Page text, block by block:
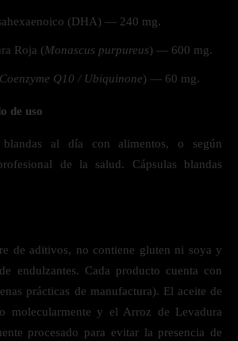
(DHA) — 240 mg.
Roja (Monascus purpureus) — 600 mg.
Coenzyme Q10 / Ubiquinone) — 60 mg.
de uso
blandas al día con alimentos, o según
de la salud. Cápsulas blandas
de aditivos, no contiene gluten ni soya y
endulzantes. Cada producto cuenta con
prácticas de manufactura). El aceite de
molecularmente y el Arroz de Levadura
procesado para evitar la presencia de